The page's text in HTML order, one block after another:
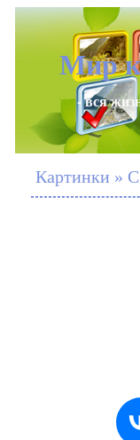
Мир
- вся
Картинки »